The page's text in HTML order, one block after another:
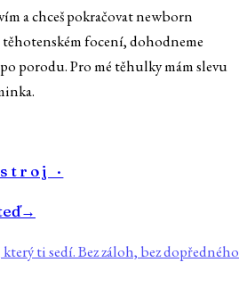
a chceš pokračovat newborn
focení, dohodneme
porodu. Pro mé těhulky mám slevu
·
→
ti sedí. Bez záloh, bez dopředného